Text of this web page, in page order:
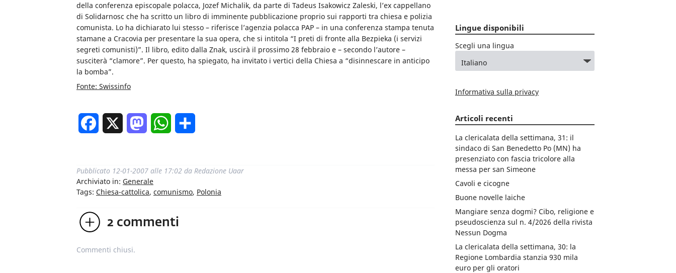
della conferenza episcopale polacca, Jozef Michalik, da parte di Tadeus Isakowicz Zaleski, l’ex cappellano
di Solidarnosc che ha scritto un libro di imminente pubblicazione proprio sui rapporti tra chiesa e polizia
comunista. Lo ha dichiarato lui stesso – riferisce l’agenzia polacca PAP – in una conferenza stampa tenuta
stamane a Cracovia per presentare la sua opera, che si intitola “I preti di fronte alla Bezpieka (i servizi
segreti comunisti)”. Il libro, edito dalla Znak, uscirà il prossimo 28 febbraio e – secondo l’autore –
susciterà “clamore”. Per questo, ha spiegato, ha invitato i vertici della Chiesa a “disinnescare in anticipo
la bomba”.
Fonte: Swissinfo
Facebook MastodonWhatsApp
Pubblicato 12-01-2007 alle 17:02 da Redazione Uaar
Archiviato in: Generale
Tags: Chiesa-cattolica, comunismo, Polonia
2 commenti
Commenti chiusi.
Lingue disponibili
Scegli una lingua
Informativa sulla privacy
Articoli recenti
La clericalata della settimana, 31: il
sindaco di San Benedetto Po (MN) ha
presenziato con fascia tricolore alla
messa per san Simeone
Cavoli e cicogne
Buone novelle laiche
Mangiare senza dogmi? Cibo, religione e
pseudoscienza sul n. 4/2026 della rivista
Nessun Dogma
La clericalata della settimana, 30: la
Regione Lombardia stanzia 930 mila
euro per gli oratori